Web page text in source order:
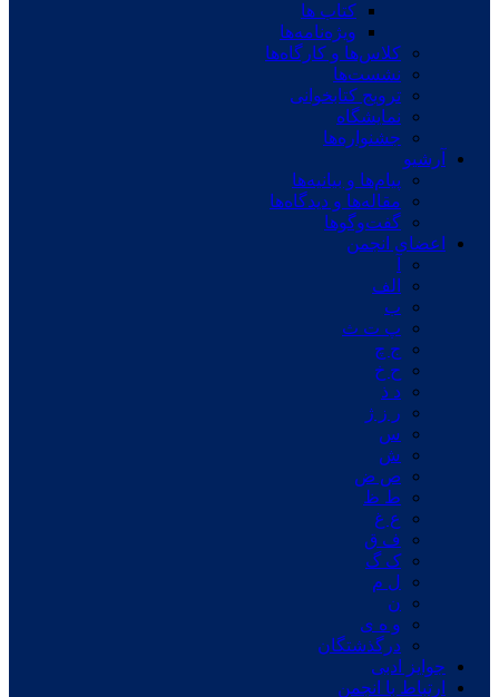
کتاب ها
ویژه‌نامه‌ها
کلاس‌ها و کارگاه‌ها
نشست‌ها
ترویج کتابخوانی
نمایشگاه
جشنواره‌ها
آرشیو
پیام‌ها و بیانیه‌ها
مقاله‌ها و دیدگاه‌ها
گفت‌وگوها
اعضای انجمن
الف
ب
پ ت ث
ج چ
ح خ
د ذ
ر ز ژ
س
ش
ص ض
ط ظ
ع غ
ف ق
ک گ
ل م
ن
و ه ی
درگذشتگان
جوایز ادبی
ارتباط با انجمن